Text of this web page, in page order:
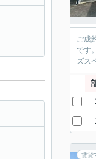
ご成
です
ズス
賃貸